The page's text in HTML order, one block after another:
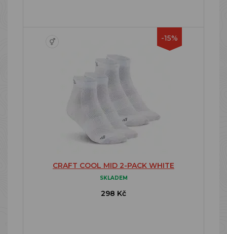
-15%
CRAFT COOL MID 2-PACK WHITE
SKLADEM
298 Kč